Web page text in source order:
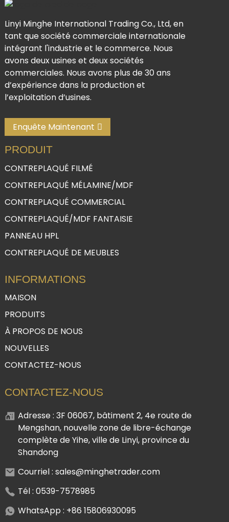
Linyi Minghe International Trading Co., Ltd, en
tant que société commerciale internationale
intégrant l'industrie et le commerce. Nous
avons deux usines et deux sociétés
commerciales. Nous avons plus de 30 ans
d’expérience dans la production et
l’exploitation d’usines.
Enquête Maintenant
PRODUIT
CONTREPLAQUÉ FILMÉ
CONTREPLAQUÉ MÉLAMINE/MDF
CONTREPLAQUÉ COMMERCIAL
CONTREPLAQUÉ/MDF FANTAISIE
PANNEAU HPL
CONTREPLAQUÉ DE MEUBLES
INFORMATIONS
MAISON
PRODUITS
À PROPOS DE NOUS
NOUVELLES
CONTACTEZ-NOUS
CONTACTEZ-NOUS
Adresse : 3F 06067, bâtiment 2, 4e route de
Mengshan, nouvelle zone de libre-échange
complète de Yihe, ville de Linyi, province du
Shandong
Courriel : sales@minghetrader.com
Tél : 0539-7578985
WhatsApp : +86 15806930095